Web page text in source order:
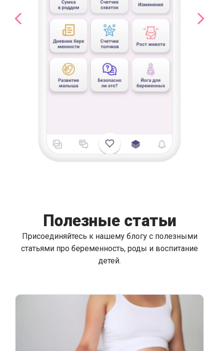
Полезные статьи
Присоединяйтесь к нашему блогу с полезными
статьями про беременность, роды и воспитание
детей.